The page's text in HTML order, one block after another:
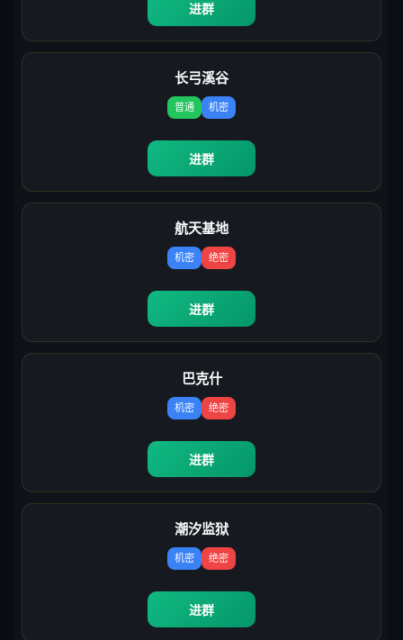
进群
长弓溪谷
普通 机密
进群
航天基地
机密 绝密
进群
巴克什
机密 绝密
进群
潮汐监狱
机密 绝密
进群